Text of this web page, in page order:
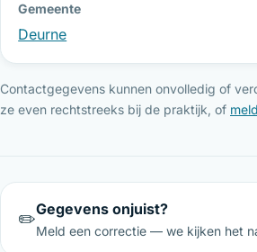
Gemeente
Deurne
Contactgegevens kunnen onvolledig of
ze even rechtstreeks bij de praktijk, of
✏️Gegevens onjuist?
Meld een correctie — we kijken het